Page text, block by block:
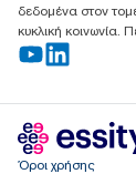
δεδομένα στον
κυκλική κοινωνία.
Όροι χρήσης